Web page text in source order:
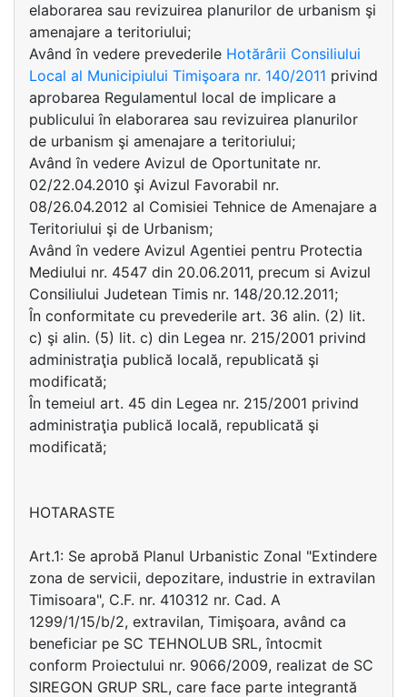
elaborarea sau revizuirea planurilor de urbanism şi
amenajare a teritoriului;
Având în vedere prevederile Hotărârii Consiliului
Local al Municipiului Timişoara nr. 140/2011 privind
aprobarea Regulamentul local de implicare a
publicului în elaborarea sau revizuirea planurilor
de urbanism şi amenajare a teritoriului;
Având în vedere Avizul de Oportunitate nr.
02/22.04.2010 şi Avizul Favorabil nr.
08/26.04.2012 al Comisiei Tehnice de Amenajare a
Teritoriului şi de Urbanism;
Având în vedere Avizul Agentiei pentru Protectia
Mediului nr. 4547 din 20.06.2011, precum si Avizul
Consiliului Judetean Timis nr. 148/20.12.2011;
În conformitate cu prevederile art. 36 alin. (2) lit.
c) şi alin. (5) lit. c) din Legea nr. 215/2001 privind
administraţia publică locală, republicată şi
modificată;
În temeiul art. 45 din Legea nr. 215/2001 privind
administraţia publică locală, republicată şi
modificată;
HOTARASTE
Art.1: Se aprobă Planul Urbanistic Zonal "Extindere
zona de servicii, depozitare, industrie in extravilan
Timisoara", C.F. nr. 410312 nr. Cad. A
1299/1/15/b/2, extravilan, Timişoara, având ca
beneficiar pe SC TEHNOLUB SRL, întocmit
conform Proiectului nr. 9066/2009, realizat de SC
SIREGON GRUP SRL, care face parte integrantă